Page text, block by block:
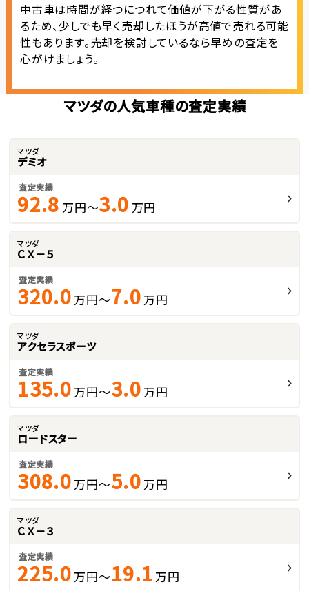
中古車は時間が経つにつれて価値が下がる性質があ
るため、少しでも早く売却したほうが高値で売れる可能
性もあります。売却を検討しているなら早めの査定を
心がけましょう。
マツダの人気車種の査定実績
マツダ
デミオ
査定実績
92.8 万円～3.0 万円
マツダ
ＣＸ－５
査定実績
320.0 万円～7.0 万円
マツダ
アクセラスポーツ
査定実績
135.0 万円～3.0 万円
マツダ
ロードスター
査定実績
308.0 万円～5.0 万円
マツダ
ＣＸ－３
査定実績
225.0 万円～19.1 万円